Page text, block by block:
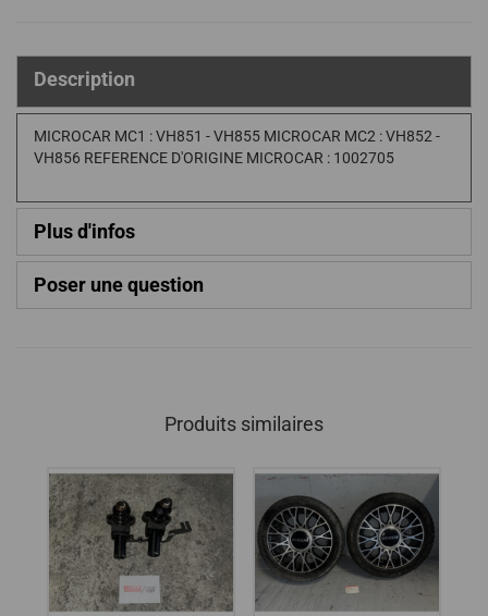
Description
MICROCAR MC1 : VH851 - VH855 MICROCAR MC2 : VH852 -
VH856 REFERENCE D'ORIGINE MICROCAR : 1002705
Plus d'infos
Poser une question
Produits similaires